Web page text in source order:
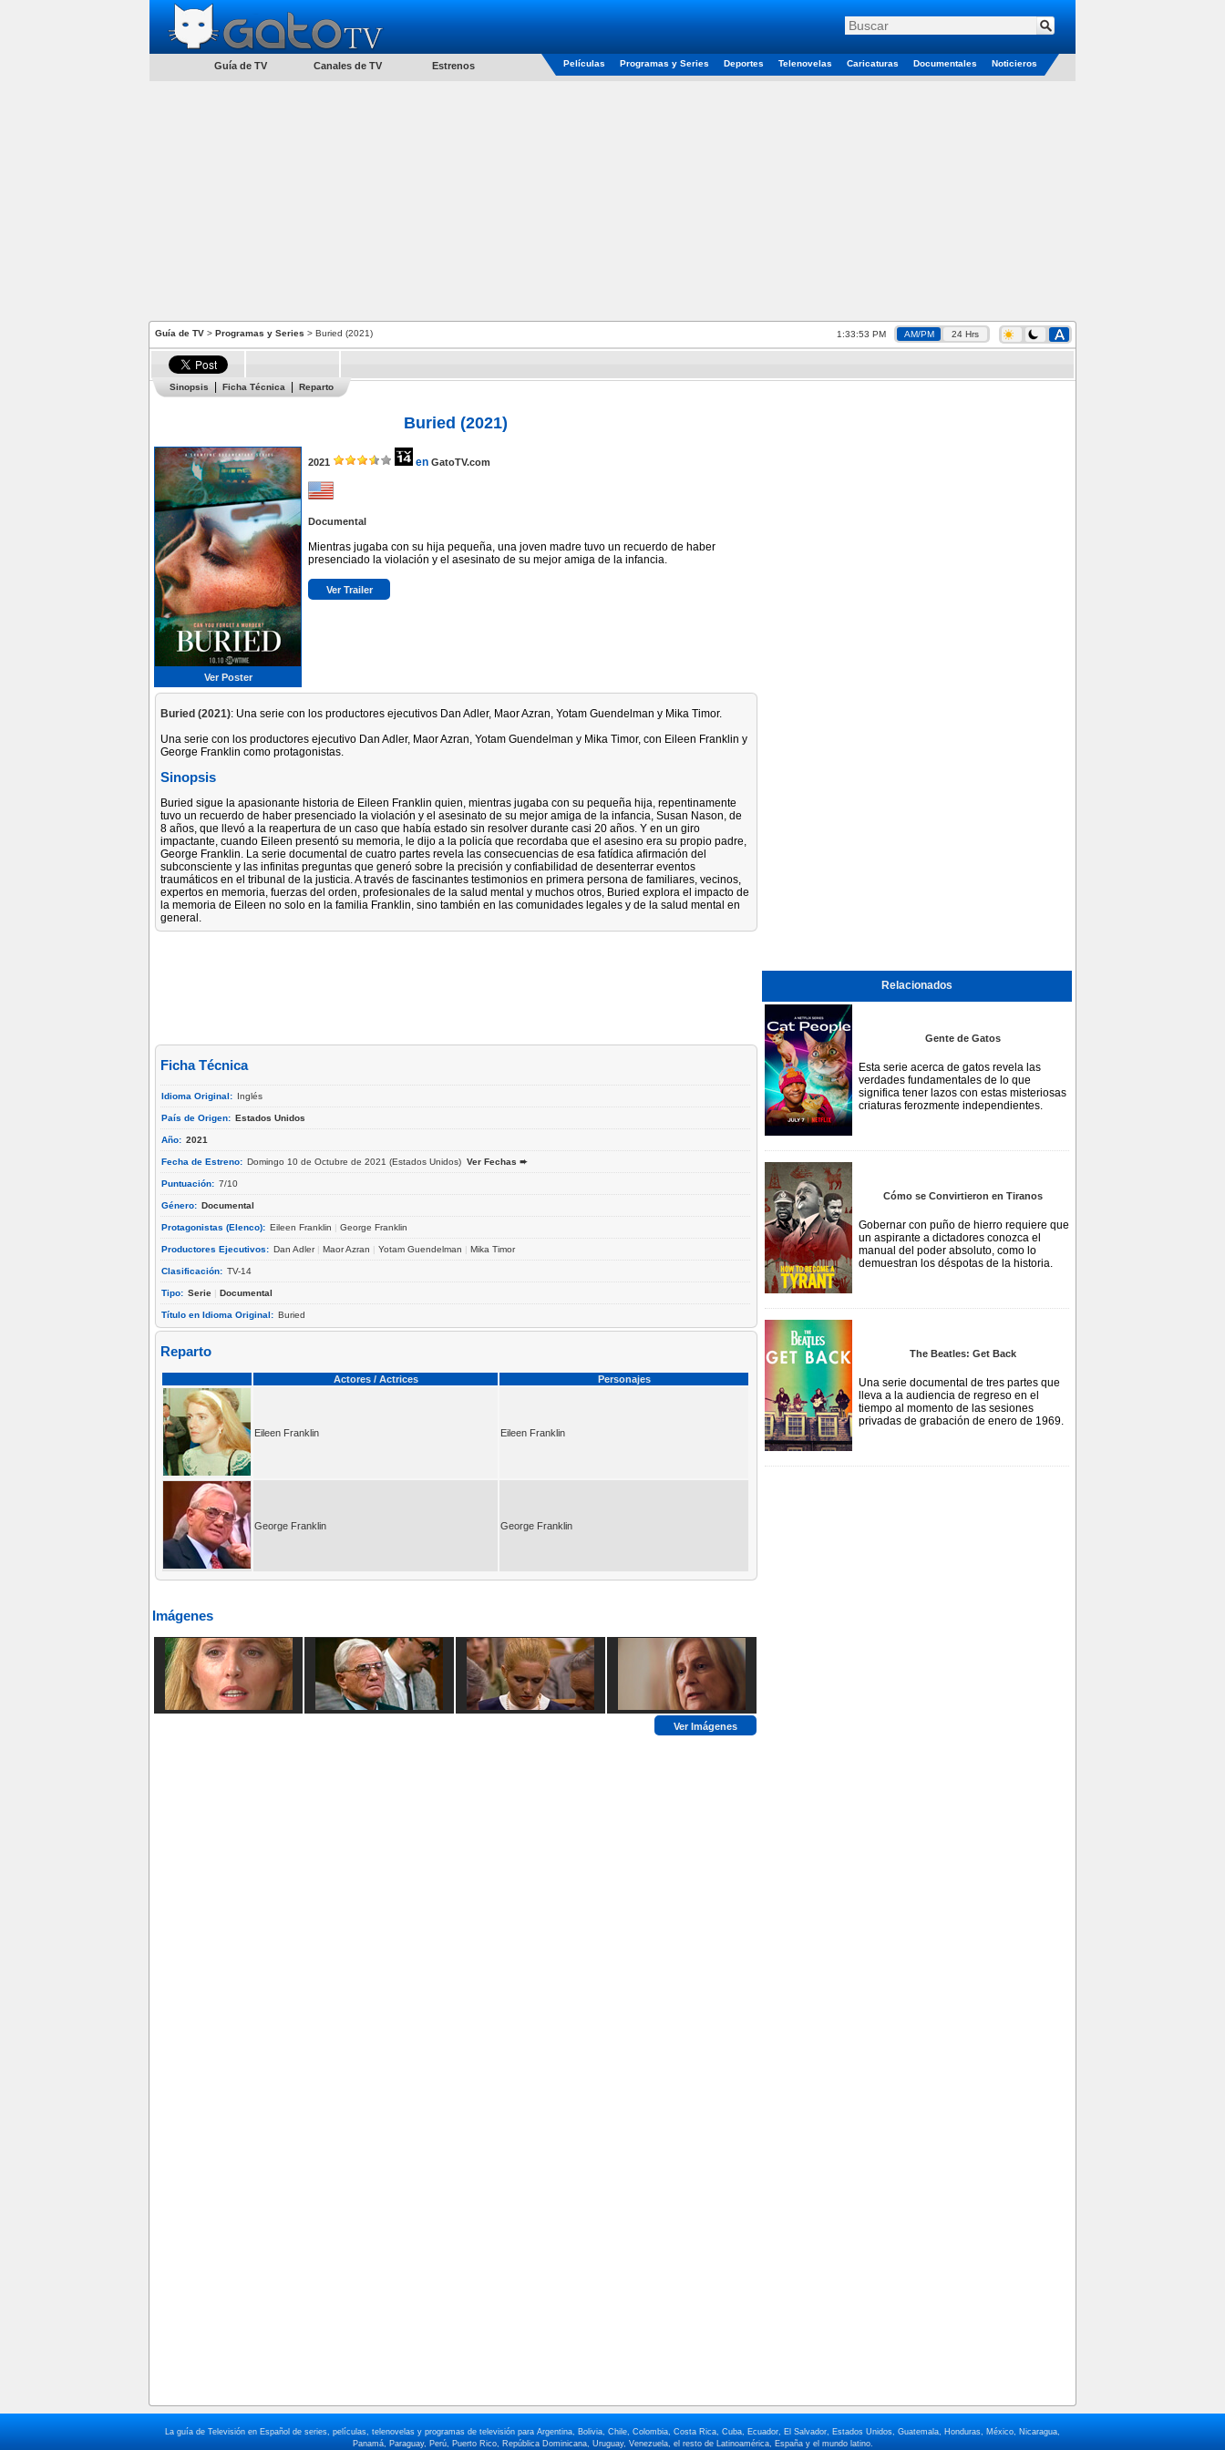
Guía de TV Canales de TV Estrenos Películas Programas y Series Deportes Telenovelas Caricaturas Documentales Noticieros
Guía de TV > Programas y Series > Buried (2021) 1:33:54 PM AM/PM 24 Hrs
Sinopsis Ficha Técnica Reparto
Buried (2021)
Ver Poster
2021 en GatoTV.com
Documental
Mientras jugaba con su hija pequeña, una joven madre tuvo un recuerdo de haber
presenciado la violación y el asesinato de su mejor amiga de la infancia.
Ver Trailer
Buried (2021): Una serie con los productores ejecutivos Dan Adler, Maor Azran, Yotam Guendelman y Mika Timor.
Una serie con los productores ejecutivo Dan Adler, Maor Azran, Yotam Guendelman y Mika Timor, con Eileen Franklin y
George Franklin como protagonistas.
Sinopsis
Buried sigue la apasionante historia de Eileen Franklin quien, mientras jugaba con su pequeña hija, repentinamente
tuvo un recuerdo de haber presenciado la violación y el asesinato de su mejor amiga de la infancia, Susan Nason, de
8 años, que llevó a la reapertura de un caso que había estado sin resolver durante casi 20 años. Y en un giro
impactante, cuando Eileen presentó su memoria, le dijo a la policía que recordaba que el asesino era su propio padre,
George Franklin. La serie documental de cuatro partes revela las consecuencias de esa fatídica afirmación del
subconsciente y las infinitas preguntas que generó sobre la precisión y confiabilidad de desenterrar eventos
traumáticos en el tribunal de la justicia. A través de fascinantes testimonios en primera persona de familiares, vecinos,
expertos en memoria, fuerzas del orden, profesionales de la salud mental y muchos otros, Buried explora el impacto de
la memoria de Eileen no solo en la familia Franklin, sino también en las comunidades legales y de la salud mental en
general.
Ficha Técnica
Idioma Original: Inglés
País de Origen: Estados Unidos
Año: 2021
Fecha de Estreno: Domingo 10 de Octubre de 2021 (Estados Unidos) Ver Fechas ➨
Puntuación: 7/10
Género: Documental
Protagonistas (Elenco): Eileen Franklin | George Franklin
Productores Ejecutivos: Dan Adler| Maor Azran | Yotam Guendelman | Mika Timor
Clasificación: TV-14
Tipo: Serie | Documental
Título en Idioma Original: Buried
Reparto
Actores / Actrices Personajes
Eileen Franklin Eileen Franklin
George Franklin George Franklin
Imágenes
Ver Imágenes
Relacionados
Gente de Gatos
Esta serie acerca de gatos revela las
verdades fundamentales de lo que
significa tener lazos con estas misteriosas
criaturas ferozmente independientes.
Cómo se Convirtieron en Tiranos
Gobernar con puño de hierro requiere que
un aspirante a dictadores conozca el
manual del poder absoluto, como lo
demuestran los déspotas de la historia.
The Beatles: Get Back
Una serie documental de tres partes que
lleva a la audiencia de regreso en el
tiempo al momento de las sesiones
privadas de grabación de enero de 1969.
La guía de Televisión en Español de series, películas, telenovelas y programas de televisión para Argentina, Bolivia, Chile, Colombia, Costa Rica, Cuba, Ecuador, El Salvador, Estados Unidos, Guatemala, Honduras, México, Nicaragua,
Panamá, Paraguay, Perú, Puerto Rico, República Dominicana, Uruguay, Venezuela, el resto de Latinoamérica, España y el mundo latino.